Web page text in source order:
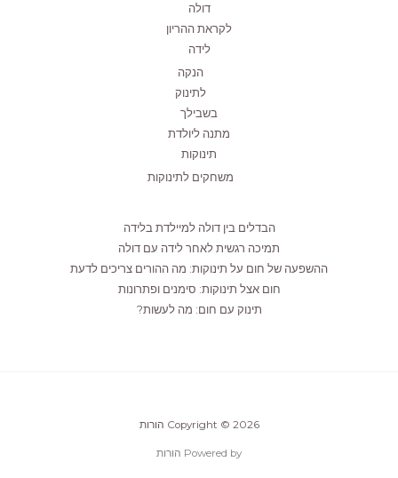
דולה
לקראת ההריון
לידה
הנקה
לתינוק
בשבילך
מתנה ליולדת
תינוקות
משחקים לתינוקות
הבדלים בין דולה למיילדת בלידה
תמיכה רגשית לאחר לידה עם דולה
ההשפעה של חום על תינוקות: מה ההורים צריכים לדעת
חום אצל תינוקות: סימנים ופתרונות
תינוק עם חום: מה לעשות?
Copyright © 2026 הורות
Powered by הורות